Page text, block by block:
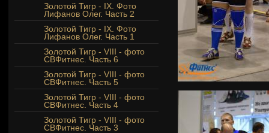
Золотой Тигр - IX. Фото
Лифанов Олег. Часть 2
Золотой Тигр - IX. Фото
Лифанов Олег. Часть 1
Золотой Тигр - VIII - фото
СВФитнес. Часть 6
Золотой Тигр - VIII - фото
СВФитнес. Часть 5
Золотой Тигр - VIII - фото
СВФитнес. Часть 4
Золотой Тигр - VIII - фото
СВФитнес. Часть 3